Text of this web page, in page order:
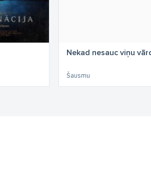
Nekad nesauc viņu
Šausmu